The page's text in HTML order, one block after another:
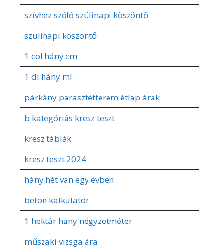
szívhez szóló szülinapi köszöntő
szülinapi köszöntő
1 col hány cm
1 dl hány ml
párkány parasztétterem étlap árak
b kategóriás kresz teszt
kresz táblák
kresz teszt 2024
hány hét van egy évben
beton kalkulátor
1 hektár hány négyzetméter
műszaki vizsga ára